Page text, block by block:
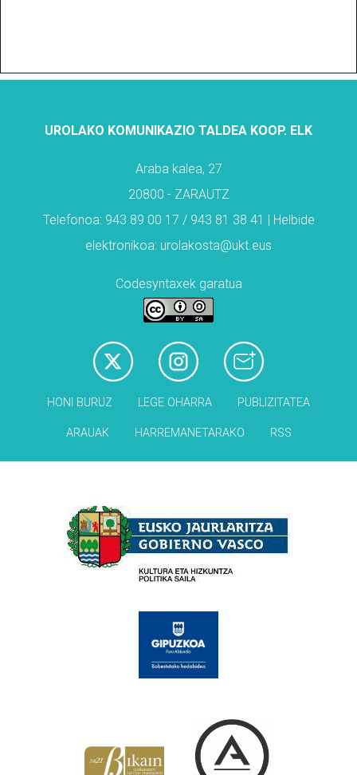
UROLAKO KOMUNIKAZIO TALDEA KOOP. ELK
Araba kalea, 27
20800 - ZARAUTZ
Telefonoa: 943 89 00 17 / 943 81 38 41 | Helbide
elektronikoa: urolakosta@ukt.eus
Codesyntaxek garatua
HONI BURUZ LEGE OHARRA PUBLIZITATEA
ARAUAK HARREMANETARAKO RSS